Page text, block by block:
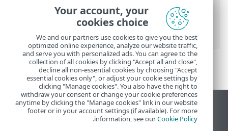
تعليمات ESET عبر الإنترنت >
ESET NOD32
Antivirus
>
المستندات القانونية > سياسة
الخصوصية
عرض موقع سطح المكتب
End of Life
Your account, your
cookies choice
We and our partners use cookies to give you the best
optimized online experience, analyze our website traffic,
and serve you with personalized ads. You can agree to the
collection of all cookies by clicking "Accept all and close",
decline all non-essential cookies by choosing "Accept
essential cookies only", or adjust your cookie settings by
clicking "Manage cookies". You also have the right to
withdraw your consent or change your cookie preferences
anytime by clicking the "Manage cookies" link in our website
footer or in your account settings (if available). For more
information, see ourCookie Policy
.